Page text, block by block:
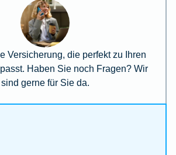
Versicherung, die perfekt zu Ihren
Haben Sie noch Fragen? Wir
sind gerne für Sie da.